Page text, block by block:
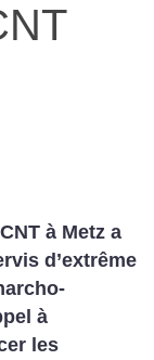
à Metz a
d’extrême
à
les